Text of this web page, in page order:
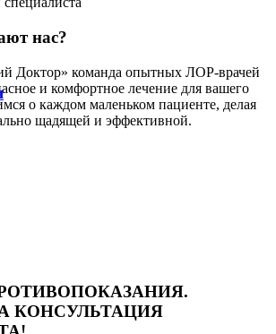
нас?
Доктор» команда опытных ЛОР-врачей
и комфортное лечение для вашего
о каждом маленьком пациенте, делая
щадящей и эффективной.
КОНСУЛЬТАЦИЯ